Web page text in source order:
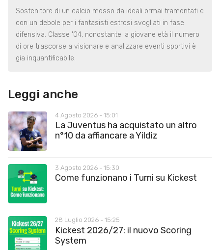
Sostenitore di un calcio mosso da ideali ormai tramontati e
con un debole per i fantasisti estrosi svogliati in fase
difensiva. Classe '04, nonostante la giovane età il numero
di ore trascorse a visionare e analizzare eventi sportivi è
gia inquantificabile.
Leggi anche
4 Agosto 2026 - 15:01
La Juventus ha acquistato un altro
n°10 da affiancare a Yildiz
3 Agosto 2026 - 15:30
Come funzionano i Turni su Kickest
28 Luglio 2026 - 15:25
Kickest 2026/27: il nuovo Scoring
System